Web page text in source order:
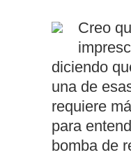
Creo
diciendo
una de
requiere
para
bomba de